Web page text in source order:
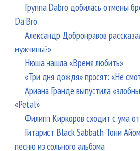
Группа Dabro добилась отмены
Da'Bro
Александр Добронравов
мужчины?»
Нюша нашла «Время любить»
«Три дня дождя» просят: «Не
Ариана Гранде выпустила
«Petal»
Филипп Киркоров сходит с ума
Гитарист Black Sabbath Тони
песню из сольного альбома